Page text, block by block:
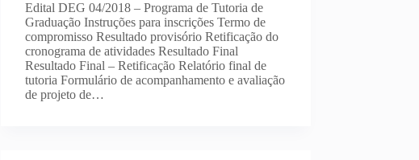
Edital DEG 04/2018 – Programa de Tutoria de
Graduação Instruções para inscrições Termo de
compromisso Resultado provisório Retificação do
cronograma de atividades Resultado Final
Resultado Final – Retificação Relatório final de
tutoria Formulário de acompanhamento e avaliação
de projeto de…